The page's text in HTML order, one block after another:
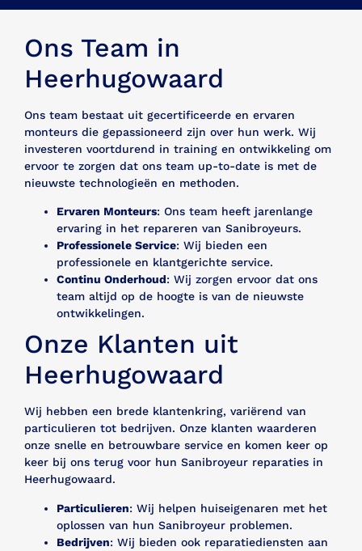
Ons Team in
Heerhugowaard
Ons team bestaat uit gecertificeerde en ervaren
monteurs die gepassioneerd zijn over hun werk. Wij
investeren voortdurend in training en ontwikkeling om
ervoor te zorgen dat ons team up-to-date is met de
nieuwste technologieën en methoden.
Ervaren Monteurs: Ons team heeft jarenlange
ervaring in het repareren van Sanibroyeurs.
Professionele Service: Wij bieden een
professionele en klantgerichte service.
Continu Onderhoud: Wij zorgen ervoor dat ons
team altijd op de hoogte is van de nieuwste
ontwikkelingen.
Onze Klanten uit
Heerhugowaard
Wij hebben een brede klantenkring, variërend van
particulieren tot bedrijven. Onze klanten waarderen
onze snelle en betrouwbare service en komen keer op
keer bij ons terug voor hun Sanibroyeur reparaties in
Heerhugowaard.
Particulieren: Wij helpen huiseigenaren met het
oplossen van hun Sanibroyeur problemen.
Bedrijven: Wij bieden ook reparatiediensten aan